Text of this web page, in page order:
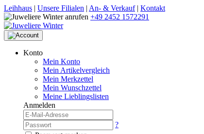
Leihhaus | Unsere Filialen | An- & Verkauf| Kontakt
+49 2452 1572291
Konto
Mein Konto
Mein Artikelvergleich
Mein Merkzettel
Mein Wunschzettel
Meine Lieblingslisten
Anmelden
?